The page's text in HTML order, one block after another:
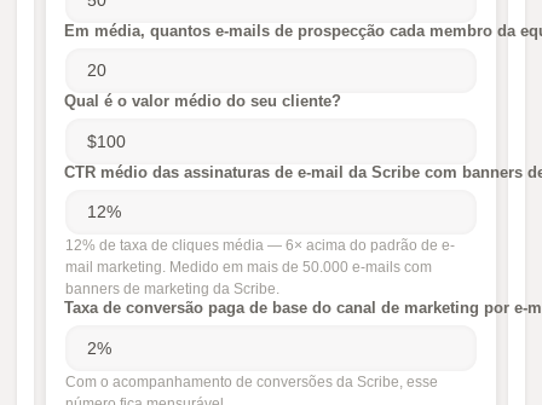
Em média, quantos e-mails de prospecção cada membro da
Qual é o valor médio do seu cliente?
CTR médio das assinaturas de e-mail da Scribe com banners
12% de taxa de cliques média — 6× acima do padrão de e-
mail marketing. Medido em mais de 50.000 e-mails com
banners de marketing da Scribe.
Taxa de conversão paga de base do canal de marketing por e-
Com o acompanhamento de conversões da Scribe, esse